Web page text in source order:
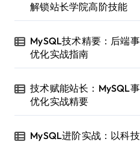
解锁站长学院高阶技能
MySQL技术精要：后端
优化实战指南
技术赋能站长：MySQL
优化实战精要
MySQL进阶实战：以科